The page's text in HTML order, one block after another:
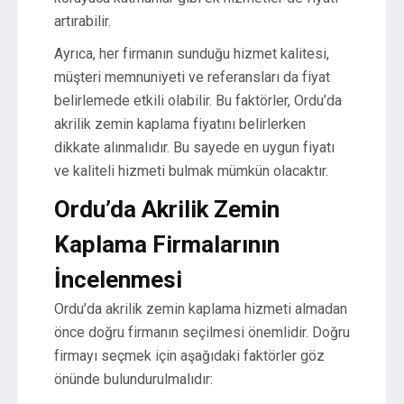
artırabilir.
Ayrıca, her firmanın sunduğu hizmet kalitesi,
müşteri memnuniyeti ve referansları da fiyat
belirlemede etkili olabilir. Bu faktörler, Ordu’da
akrilik zemin kaplama fiyatını belirlerken
dikkate alınmalıdır. Bu sayede en uygun fiyatı
ve kaliteli hizmeti bulmak mümkün olacaktır.
Ordu’da Akrilik Zemin
Kaplama Firmalarının
İncelenmesi
Ordu’da akrilik zemin kaplama hizmeti almadan
önce doğru firmanın seçilmesi önemlidir. Doğru
firmayı seçmek için aşağıdaki faktörler göz
önünde bulundurulmalıdır: